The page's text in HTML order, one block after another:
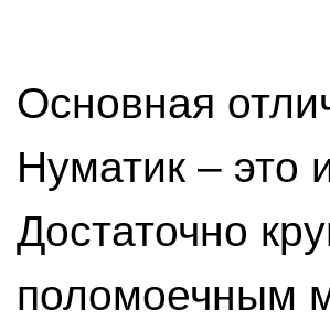
Основная
Нуматик – это
Достаточно
поломоечным